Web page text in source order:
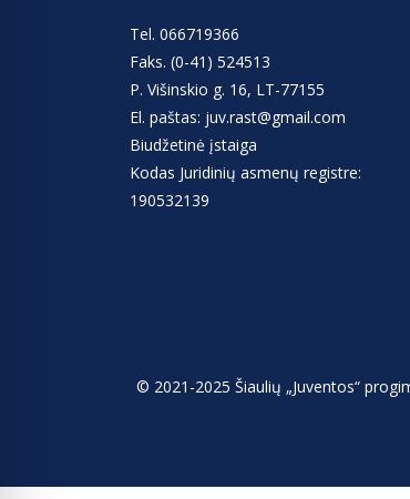
Tel. 066719366
Faks. (0-41) 524513
P. Višinskio g. 16, LT-77155
El. paštas: juv.rast@gmail.com
Biudžetinė įstaiga
Kodas Juridinių asmenų registre:
190532139
© 2021-2025 Šiaulių „Juventos“